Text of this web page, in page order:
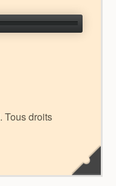
Tous droits